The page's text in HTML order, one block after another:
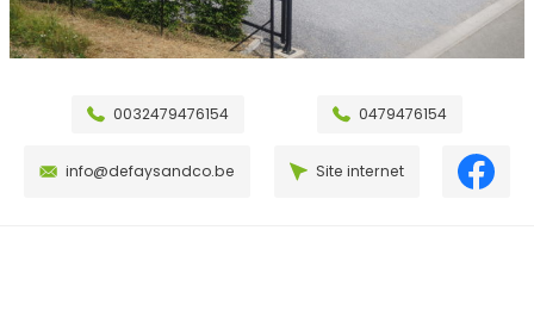
0032479476154 0479476154
info@defaysandco.be Site internet